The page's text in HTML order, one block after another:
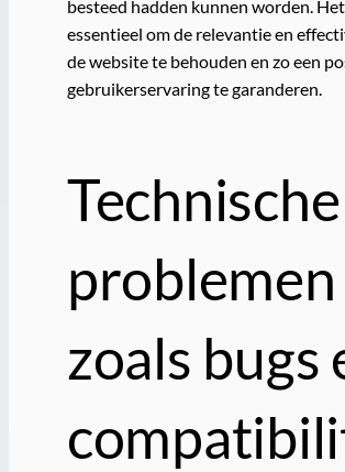
besteed hadden kunnen worden.
essentieel om de relevantie en
de website te behouden en zo een
gebruikerservaring te garanderen.
Technische
problemen
zoals bugs